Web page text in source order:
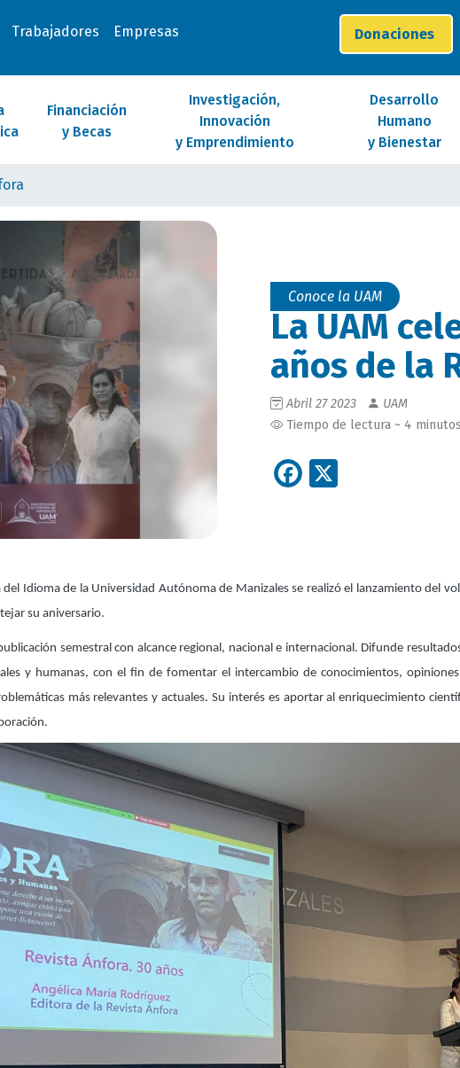
Trabajadores Empresas Donaciones
Financiación
y Becas
Investigación,
Innovación
y Emprendimiento
Desarrollo
Humano
y Bienestar
Conoce la UAM
La UAM
años de la
Abril 27 2023
UAM
Tiempo de lectura ~ 4 minutos
Facebook
del Idioma de la Universidad Autónoma de Manizales se realizó el lanzamiento del
su aniversario.
semestral con alcance regional, nacional e internacional. Difunde
y humanas, con el fin de fomentar el intercambio de conocimientos,
más relevantes y actuales. Su interés es aportar al enriquecimiento